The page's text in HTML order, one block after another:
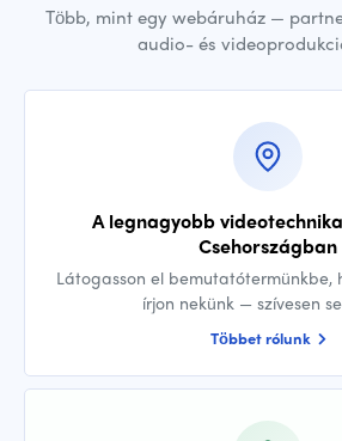
Több, mint egy webáruház —
audio- és
A legnagyobb
Csehországban
Látogasson el bemutatótermünkbe,
írjon nekünk — szívesen
Többet rólunk